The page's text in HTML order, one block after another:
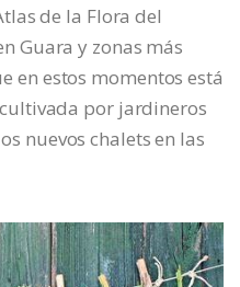
de la Flora del
Guara y zonas más
en estos momentos está
por jardineros
nuevos chalets en las